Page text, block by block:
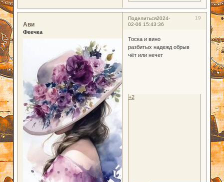
Поделиться 19
2024-
02-06 15:43:36
Ави
Феечка
Тоска и вино
разбитых надежд обрыв
чёт или нечет
+2